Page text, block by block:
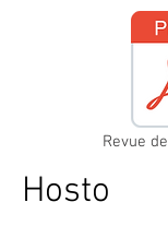
Revue
Hosto